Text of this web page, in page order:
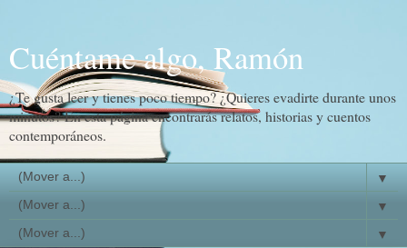
Cuéntame algo, Ramón
¿Te gusta leer y tienes poco tiempo? ¿Quieres evadirte durante unos
minutos? En esta página encontrarás relatos, historias y cuentos
contemporáneos.
▼
▼
▼